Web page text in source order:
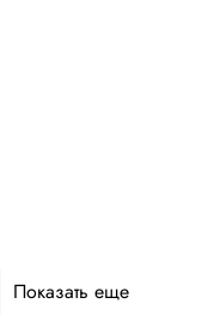
Показать еще